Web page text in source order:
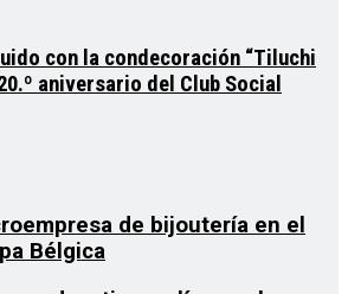
con la condecoración “Tiluchi
aniversario del Club Social
de bijoutería en el
Bélgica